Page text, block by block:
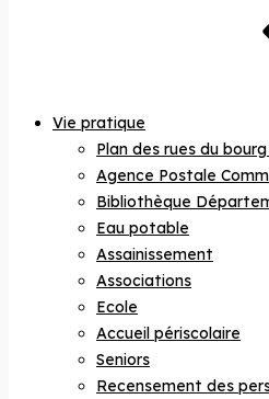
Vie pratique
Plan des rues du
Agence Postale
Bibliothèque
Eau potable
Assainissement
Associations
Ecole
Accueil périscolaire
Seniors
Recensement des